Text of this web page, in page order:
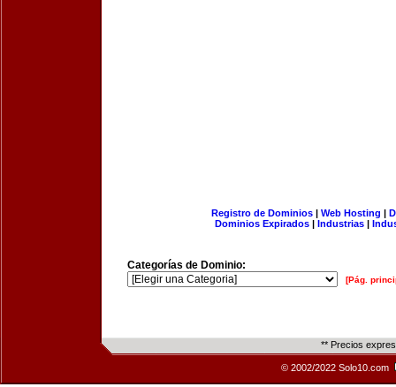
Registro de Dominios| Web Hosting |
Dominios Expirados | Industrias |
Categorías de Dominio:
[Pág.
** Precios
© 2002/2022 Solo10.com